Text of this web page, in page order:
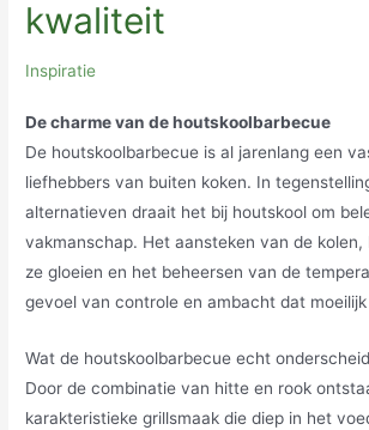
kwaliteit
Inspiratie
De charme van de houtskoolbarbecue
De houtskoolbarbecue is al jarenlang een
liefhebbers van buiten koken. In
alternatieven draait het bij houtskool om
vakmanschap. Het aansteken van de
ze gloeien en het beheersen van de
gevoel van controle en ambacht dat
Wat de houtskoolbarbecue echt
Door de combinatie van hitte en rook
karakteristieke grillsmaak die diep in het